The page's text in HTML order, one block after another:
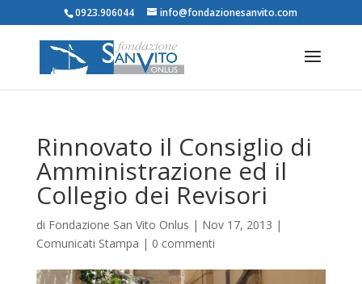
0923.906044 info@fondazionesanvito.com
Rinnovato il Consiglio di
Amministrazione ed il
Collegio dei Revisori
di Fondazione San Vito Onlus | Nov 17, 2013 |
Comunicati Stampa | 0 commenti